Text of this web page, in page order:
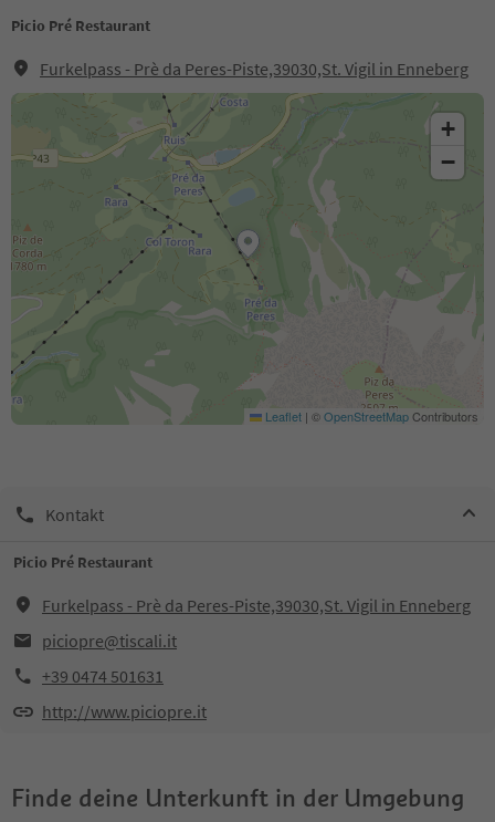
Picio Pré Restaurant
Furkelpass - Prè da Peres-Piste,39030,St. Vigil in Enneberg
+
−
Leaflet | ©OpenStreetMapContributors
Kontakt
Picio Pré Restaurant
Furkelpass - Prè da Peres-Piste,39030,St. Vigil in Enneberg
piciopre@tiscali.it
+39 0474 501631
http://www.piciopre.it
Finde deine Unterkunft in der Umgebung